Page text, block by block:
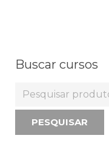
Buscar cursos
PESQUISAR